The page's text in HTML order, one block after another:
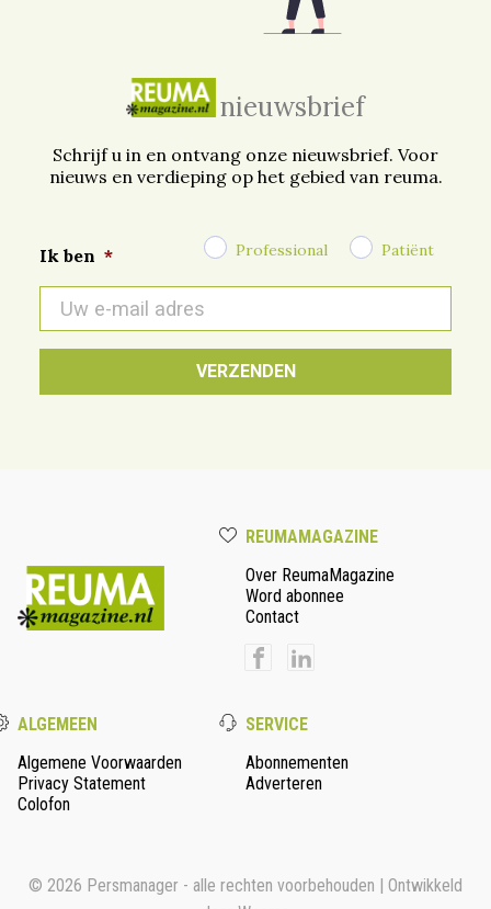
nieuwsbrief
Schrijf u in en ontvang onze nieuwsbrief. Voor
nieuws en verdieping op het gebied van reuma.
Ik ben * Professional Patiënt
mail
*
REUMAMAGAZINE
Over ReumaMagazine
Word abonnee
Contact
ALGEMEEN
Algemene Voorwaarden
Privacy Statement
Colofon
SERVICE
Abonnementen
Adverteren
© 2026 Persmanager - alle rechten voorbehouden | Ontwikkeld